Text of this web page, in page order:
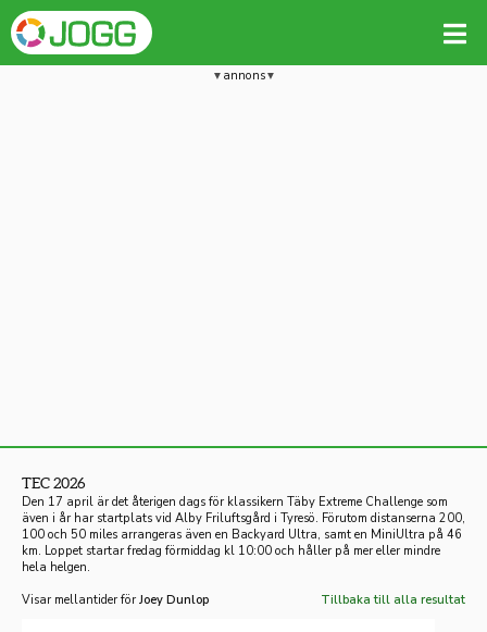
annons
TEC 2026
Den 17 april är det återigen dags för klassikern Täby Extreme Challenge som
även i år har startplats vid Alby Friluftsgård i Tyresö. Förutom distanserna 200,
100 och 50 miles arrangeras även en Backyard Ultra, samt en MiniUltra på 46
km. Loppet startar fredag förmiddag kl 10:00 och håller på mer eller mindre
hela helgen.
Visar mellantider för Joey Dunlop Tillbaka till alla resultat